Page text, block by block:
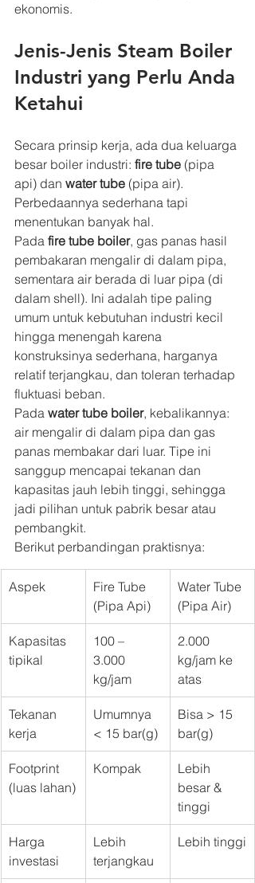
ekonomis.
Jenis-Jenis Steam Boiler
Industri yang Perlu Anda
Ketahui
Secara prinsip kerja, ada dua keluarga
besar boiler industri: fire tube (pipa
api) dan water tube (pipa air).
Perbedaannya sederhana tapi
menentukan banyak hal.
Pada fire tube boiler, gas panas hasil
pembakaran mengalir di dalam pipa,
sementara air berada di luar pipa (di
dalam shell). Ini adalah tipe paling
umum untuk kebutuhan industri kecil
hingga menengah karena
konstruksinya sederhana, harganya
relatif terjangkau, dan toleran terhadap
fluktuasi beban.
Pada water tube boiler, kebalikannya:
air mengalir di dalam pipa dan gas
panas membakar dari luar. Tipe ini
sanggup mencapai tekanan dan
kapasitas jauh lebih tinggi, sehingga
jadi pilihan untuk pabrik besar atau
pembangkit.
Berikut perbandingan praktisnya:
Aspek
Fire Tube
(Pipa Api)
Water Tube
(Pipa Air)
Kapasitas
tipikal
100 –
3.000
kg/jam
2.000
kg/jam ke
atas
Tekanan
kerja
Umumnya
< 15 bar(g)
Bisa > 15
bar(g)
Footprint
(luas lahan)
Kompak
Lebih
besar &
tinggi
Harga
investasi
Lebih
terjangkau
Lebih tinggi